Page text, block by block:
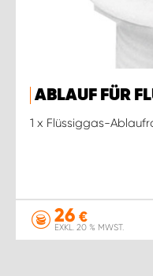
ABLAUF FÜR
1 x Flüssiggas-
26 €
EXKL. 20 % MWST.